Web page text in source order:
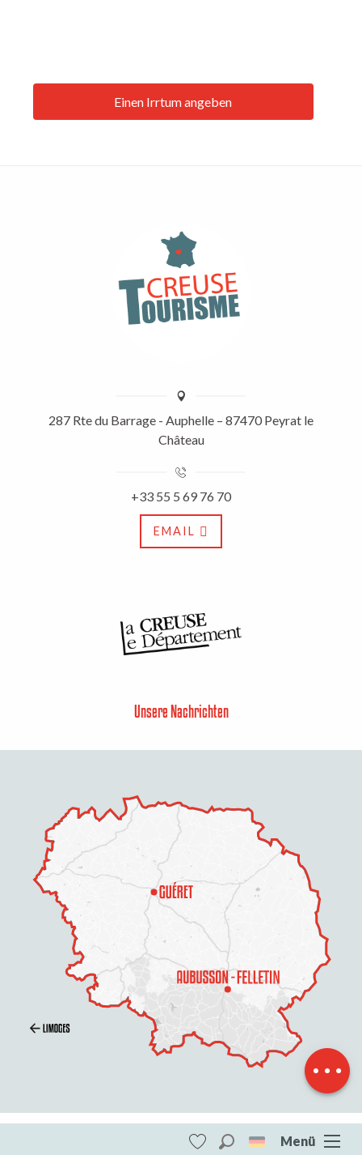
Menü
Beschreibung
Einen Irrtum angeben
287 Rte du Barrage - Auphelle – 87470 Peyrat le
Château
+33 55 5 69 76 70
EMAIL
Unsere Nachrichten